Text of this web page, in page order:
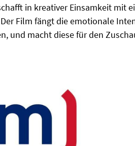
in kreativer Einsamkeit mit
Film fängt die emotionale
und macht diese für den